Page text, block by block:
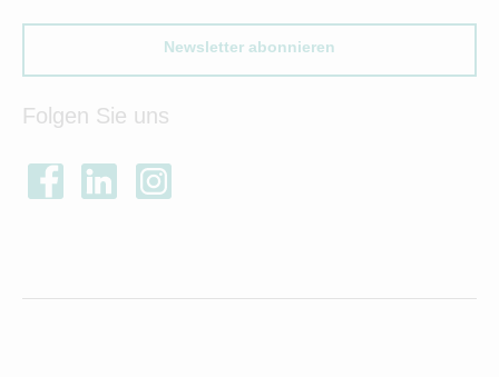
Newsletter abonnieren
Folgen Sie uns